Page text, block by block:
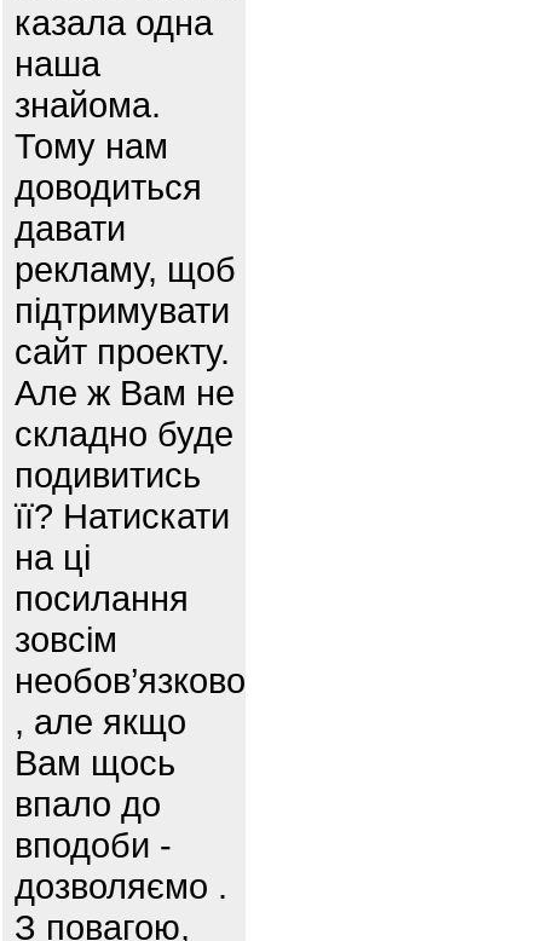
казала одна
наша
знайома.
Тому нам
доводиться
давати
рекламу, щоб
підтримувати
сайт проекту.
Але ж Вам не
складно буде
подивитись
її? Натискати
на ці
посилання
зовсім
необов’язково
, але якщо
Вам щось
впало до
вподоби -
дозволяємо .
З повагою,